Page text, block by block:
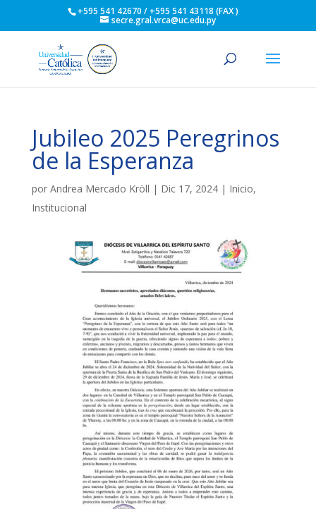
+595 541 42670 / +595 541 43118 (FAX )
secre.gral.vrca@uc.edu.py
Jubileo 2025 Peregrinos
de la Esperanza
por Andrea Mercado Kröll | Dic 17, 2024| Inicio,
Institucional